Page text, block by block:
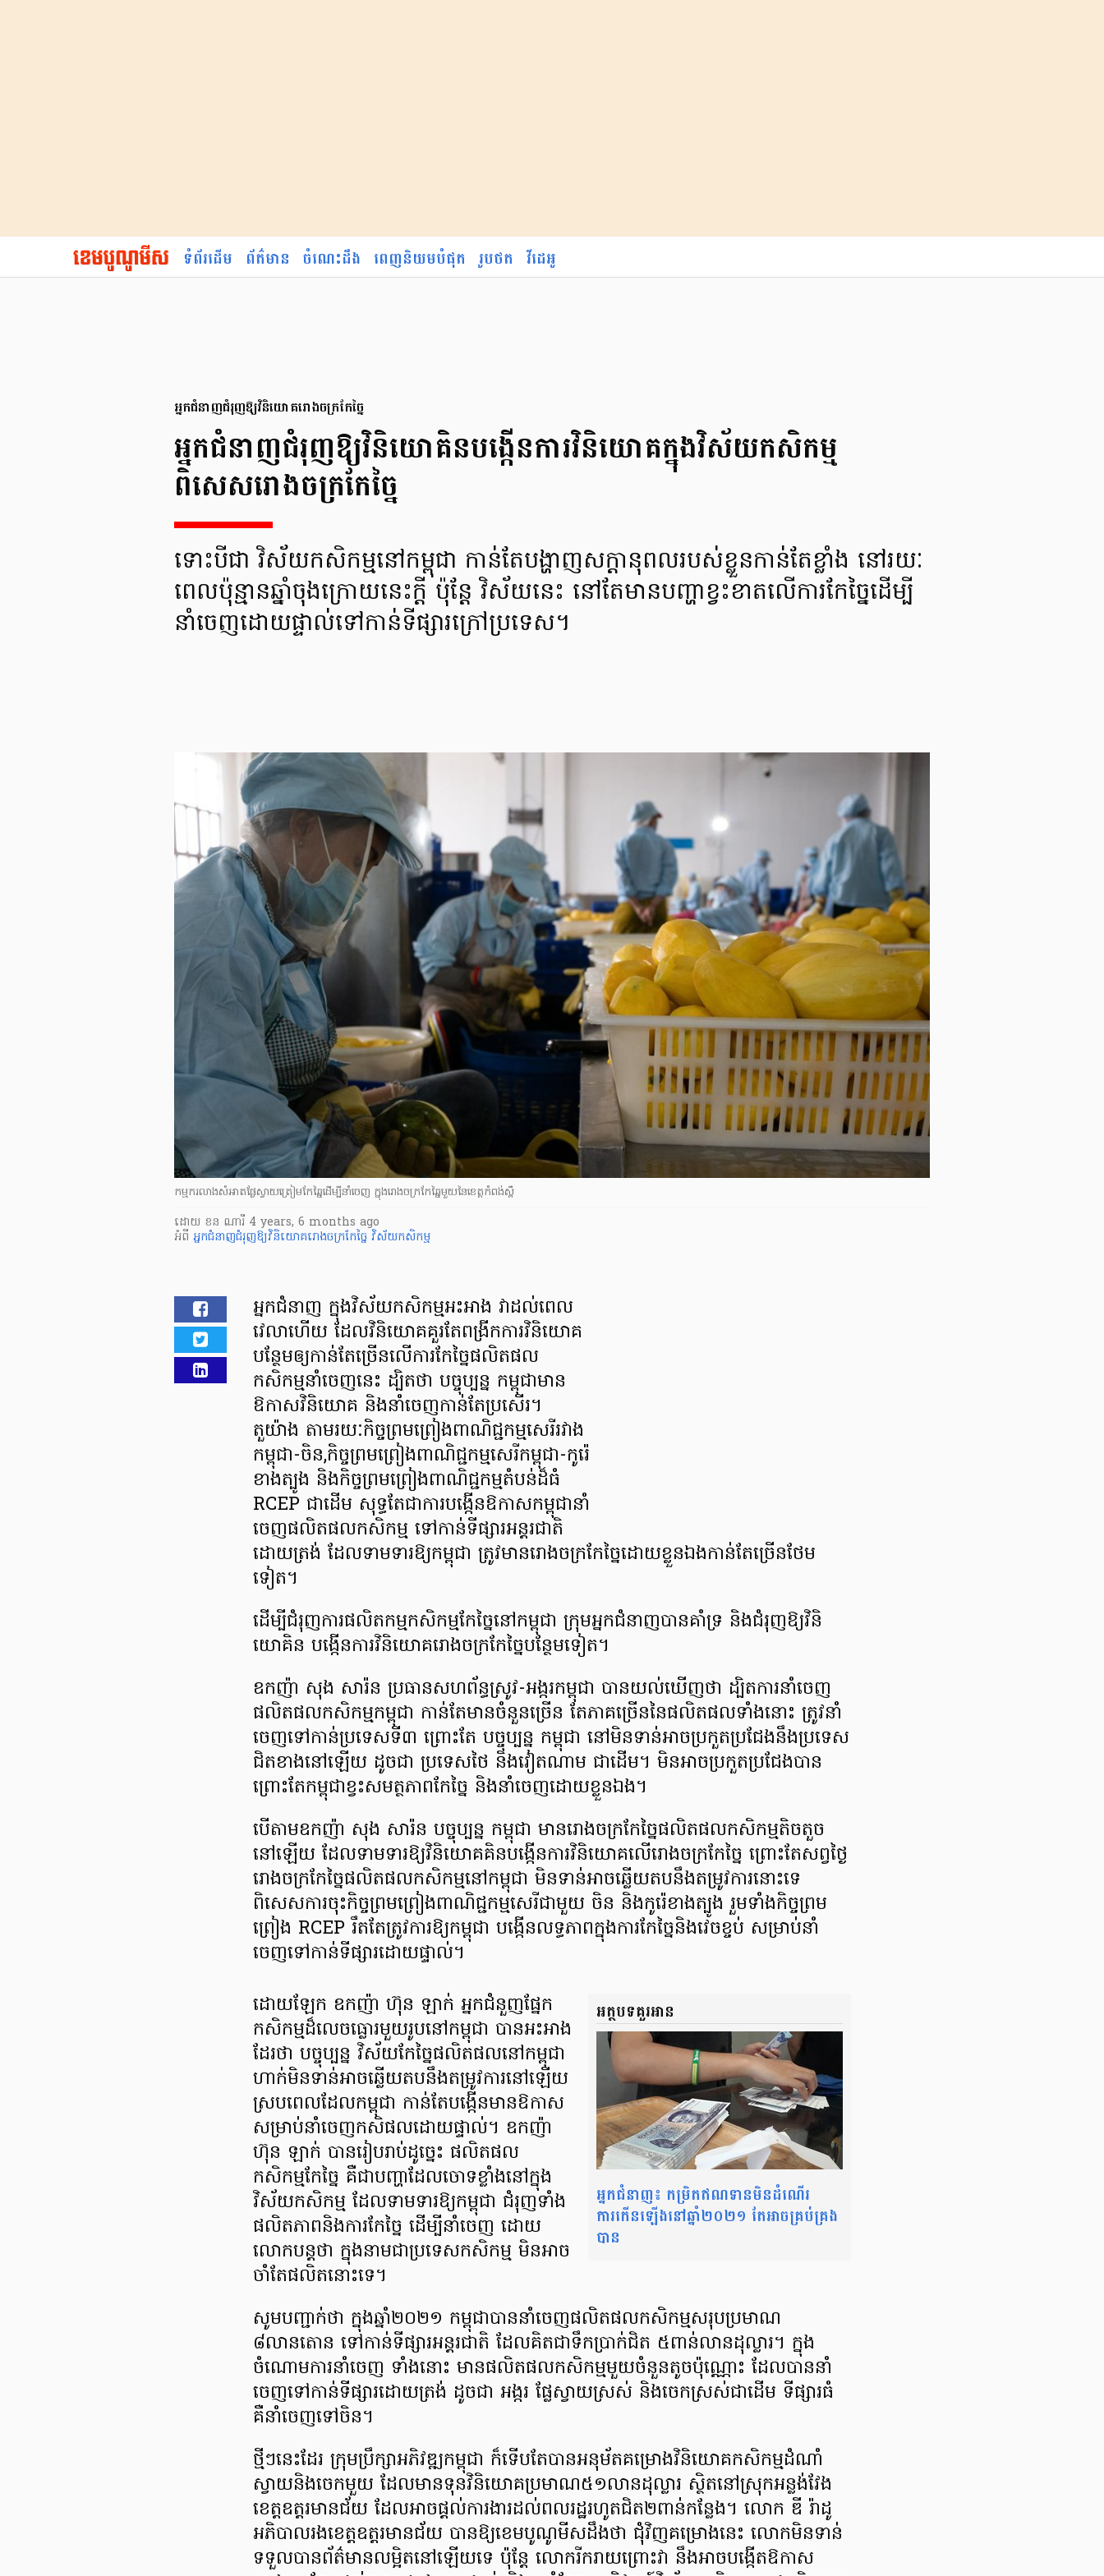
ទំព័រដើម ព័ត៌មាន ចំណេះដឹង ពេញនិយមបំផុត រូបថត វីដេអូ
អ្នកជំនាញជំរុញឱ្យវិនិយោគរោងចក្រកែច្នៃ
អ្នកជំនាញជំរុញឱ្យវិនិយោគិនបង្កើនការវិនិយោគក្នុងវិស័យកសិកម្ម
ពិសេសរោងចក្រកែច្នៃ
ទោះបីជា វិស័យកសិកម្មនៅកម្ពុជា កាន់តែបង្ហាញសក្ដានុពលរបស់ខ្លួនកាន់តែខ្លាំង នៅរយៈ
ពេលប៉ុន្មានឆ្នាំចុងក្រោយនេះក្ដី ប៉ុន្ដែ វិស័យនេះ នៅតែមានបញ្ហាខ្វះខាតលើការកែច្នៃដើម្បី
នាំចេញដោយផ្ទាល់ទៅកាន់ទីផ្សារក្រៅប្រទេស។
កម្មករលាងសំអាតផ្លែស្វាយត្រៀមកែឆ្នៃដើម្បីនាំចេញ ក្នុងរោងចក្រកែឆ្នៃមួយនៃខេត្តកំពង់ស្ពឺ
ដោយ ខន ណារី 4 years, 6 months ago
អំពី អ្នកជំនាញជំរុញឱ្យវិនិយោគរោងចក្រកែច្នៃ វិស័យកសិកម្ម
អ្នកជំនាញ ក្នុងវិស័យកសិកម្មអះអាង វាដល់ពេល
វេលាហើយ ដែលវិនិយោគគួរតែពង្រីកការវិនិយោគ
បន្ថែមឲ្យកាន់តែច្រើនលើការកែច្នៃផលិតផល
កសិកម្មនាំចេញនេះ ដ្បិតថា បច្ចុប្បន្ន កម្ពុជាមាន
ឱកាសវិនិយោគ និងនាំចេញកាន់តែប្រសើរ។
តួយ៉ាង តាមរយៈកិច្ចព្រមព្រៀងពាណិជ្ជកម្មសេរីរវាង
កម្ពុជា-ចិន,កិច្ចព្រមព្រៀងពាណិជ្ជកម្មសេរីកម្ពុជា-កូរ៉េ
ខាងត្បូង និងកិច្ចព្រមព្រៀងពាណិជ្ជកម្មតំបន់ដ៏ធំ
RCEP ជាដើម សុទ្ធតែជាការបង្កើនឱកាសកម្ពុជានាំ
ចេញផលិតផលកសិកម្ម ទៅកាន់ទីផ្សារអន្តរជាតិ
ដោយត្រង់ ដែលទាមទារឱ្យកម្ពុជា ត្រូវមានរោងចក្រកែច្នៃដោយខ្លួនឯងកាន់តែច្រើនថែម
ទៀត។
ដើម្បីជំរុញការផលិតកម្មកសិកម្មកែច្នៃនៅកម្ពុជា ក្រុមអ្នកជំនាញបានគាំទ្រ និងជំរុញឱ្យវិនិ
យោគិន បង្កើនការវិនិយោគរោងចក្រកែច្នៃបន្ថែមទៀត។
ឧកញ៉ា សុង សារ៉ន ប្រធានសហព័ន្ធស្រូវ-អង្ករកម្ពុជា បានយល់ឃើញថា ដ្បិតការនាំចេញ
ផលិតផលកសិកម្មកម្ពុជា កាន់តែមានចំនួនច្រើន តែភាគច្រើននៃផលិតផលទាំងនោះ ត្រូវនាំ
ចេញទៅកាន់ប្រទេសទី៣ ព្រោះតែ បច្ចុប្បន្ន កម្ពុជា នៅមិនទាន់អាចប្រកួតប្រជែងនឹងប្រទេស
ជិតខាងនៅឡើយ ដូចជា ប្រទេសថៃ និងវៀតណាម ជាដើម។ មិនអាចប្រកួតប្រជែងបាន
ព្រោះតែកម្ពុជាខ្វះសមត្ថភាពកែច្នៃ និងនាំចេញដោយខ្លួនឯង។
បើតាមឧកញ៉ា សុង សារ៉ន បច្ចុប្បន្ន កម្ពុជា មានរោងចក្រកែច្នៃផលិតផលកសិកម្មតិចតួច
នៅឡើយ ដែលទាមទារឱ្យវិនិយោគគិនបង្កើនការវិនិយោគលើរោងចក្រកែច្នៃ ព្រោះតែសព្វថ្ងៃ
រោងចក្រកែច្នៃផលិតផលកសិកម្មនៅកម្ពុជា មិនទាន់អាចឆ្លើយតបនឹងតម្រូវការនោះទេ
ពិសេសការចុះកិច្ចព្រមព្រៀងពាណិជ្ជកម្មសេរីជាមួយ ចិន និងកូរ៉េខាងត្បូង រួមទាំងកិច្ចព្រម
ព្រៀង RCEP រឹតតែត្រូវការឱ្យកម្ពុជា បង្កើនលទ្ធភាពក្នុងការកែច្នៃនិងវេចខ្ចប់ សម្រាប់នាំ
ចេញទៅកាន់ទីផ្សារដោយផ្ទាល់។
អត្ថបទគួរអាន
អ្នកជំនាញ៖ កម្រិតឥណទានមិនដំណើរ
ការកើនឡើងនៅឆ្នាំ២០២១ តែអាចគ្រប់គ្រង
បាន
ដោយឡែក ឧកញ៉ា ហ៊ុន ឡាក់ អ្នកជំនួញផ្នែក
កសិកម្មដ៏លេចធ្លោរមួយរូបនៅកម្ពុជា បានអះអាង
ដែរថា បច្ចុប្បន្ន វិស័យកែច្នៃផលិតផលនៅកម្ពុជា
ហាក់មិនទាន់អាចឆ្លើយតបនឹងតម្រូវការនៅឡើយ
ស្របពេលដែលកម្ពុជា កាន់តែបង្កើនមានឱកាស
សម្រាប់នាំចេញកសិផលដោយផ្ទាល់។ ឧកញ៉ា
ហ៊ុន ឡាក់ បានរៀបរាប់ដូច្នេះ ផលិតផល
កសិកម្មកែច្នៃ គឺជាបញ្ហាដែលចោទខ្លាំងនៅក្នុង
វិស័យកសិកម្ម ដែលទាមទារឱ្យកម្ពុជា ជំរុញទាំង
ផលិតភាពនិងការកែច្នៃ ដើម្បីនាំចេញ ដោយ
លោកបន្តថា ក្នុងនាមជាប្រទេសកសិកម្ម មិនអាច
ចាំតែផលិតនោះទេ។
សូមបញ្ជាក់ថា ក្នុងឆ្នាំ២០២១ កម្ពុជាបាននាំចេញផលិតផលកសិកម្មសរុបប្រមាណ
៨លានតោន ទៅកាន់ទីផ្សារអន្តរជាតិ ដែលគិតជាទឹកប្រាក់ជិត ៥ពាន់លានដុល្លារ។ ក្នុង
ចំណោមការនាំចេញ ទាំងនោះ មានផលិតផលកសិកម្មមួយចំនួនតូចប៉ុណ្ណោះ ដែលបាននាំ
ចេញទៅកាន់ទីផ្សារដោយត្រង់ ដូចជា អង្ករ ផ្លែស្វាយស្រស់ និងចេកស្រស់ជាដើម ទីផ្សារធំ
គឺនាំចេញទៅចិន។
ថ្មីៗនេះដែរ ក្រុមប្រឹក្សាអភិវឌ្ឍកម្ពុជា ក៏ទើបតែបានអនុម័តគម្រោងវិនិយោគកសិកម្មដំណាំ
ស្វាយនិងចេកមួយ ដែលមានទុនវិនិយោគប្រមាណ៥១លានដុល្លារ ស្ថិតនៅស្រុកអន្លង់វែង
ខេត្តឧត្តរមានជ័យ ដែលអាចផ្ដល់ការងារដល់ពលរដ្ឋរហូតជិត២ពាន់កន្លែង។ លោក ឌី រ៉ាដូ
អភិបាលរងខេត្តឧត្តរមានជ័យ បានឱ្យខេមបូណូមីសដឹងថា ជុំវិញគម្រោងនេះ លោកមិនទាន់
ទទួលបានព័ត៌មានលម្អិតនៅឡើយទេ ប៉ុន្តែ លោករីករាយព្រោះវា នឹងអាចបង្កើតឱកាស